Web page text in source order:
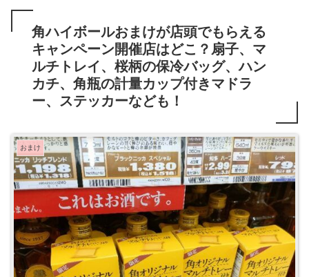
角ハイボールおまけが店頭でもらえる
キャンペーン開催店はどこ？扇子、マ
ルチトレイ、桜柄の保冷バッグ、ハン
カチ、角瓶の計量カップ付きマドラ
ー、ステッカーなども！
おまけ